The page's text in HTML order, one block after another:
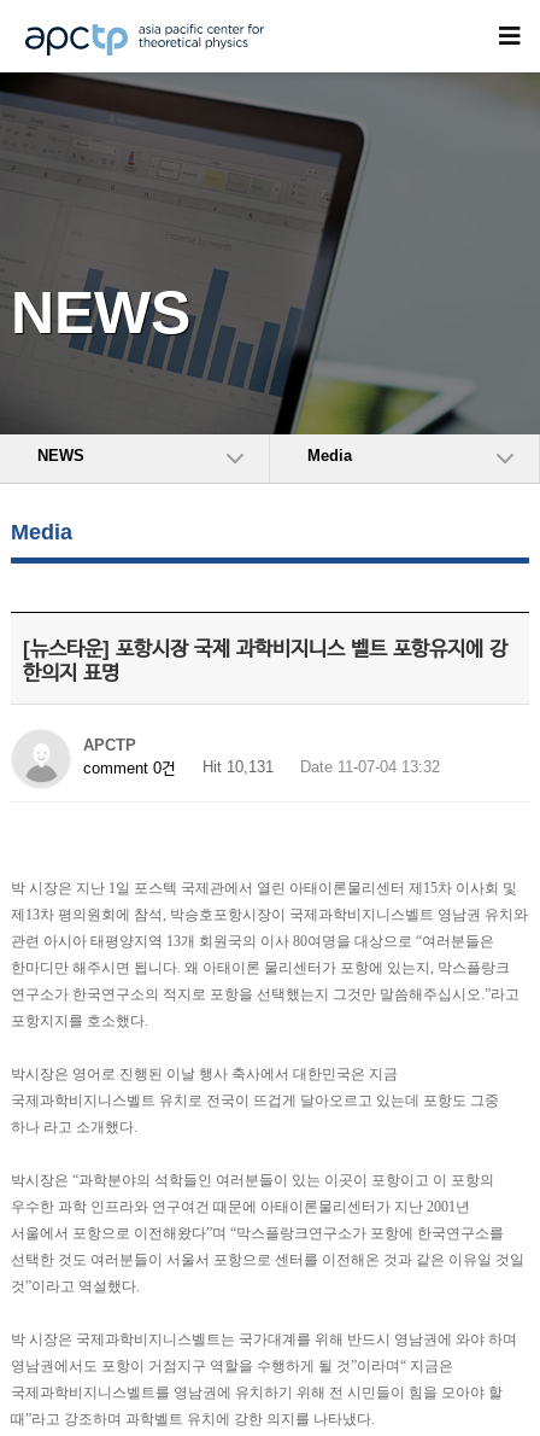
NEWS
NEWS Media
Media
[뉴스타운] 포항시장 국제 과학비지니스 벨트 포항유지에 강
한의지 표명
APCTP
comment 0건
Hit 10,131 Date 11-07-04 13:32
박 시장은 지난 1일 포스텍 국제관에서 열린 아태이론물리센터 제15차 이사회 및
제13차 평의원회에 참석, 박승호포항시장이 국제과학비지니스벨트 영남권 유치와
관련 아시아 태평양지역 13개 회원국의 이사 80여명을 대상으로 “여러분들은
한마디만 해주시면 됩니다. 왜 아태이론 물리센터가 포항에 있는지, 막스플랑크
연구소가 한국연구소의 적지로 포항을 선택했는지 그것만 말씀해주십시오.”라고
포항지지를 호소했다.
박시장은 영어로 진행된 이날 행사 축사에서 대한민국은 지금
국제과학비지니스벨트 유치로 전국이 뜨겁게 달아오르고 있는데 포항도 그중
하나 라고 소개했다.
박시장은 “과학분야의 석학들인 여러분들이 있는 이곳이 포항이고 이 포항의
우수한 과학 인프라와 연구여건 때문에 아태이론물리센터가 지난 2001년
서울에서 포항으로 이전해왔다”며 “막스플랑크연구소가 포항에 한국연구소를
선택한 것도 여러분들이 서울서 포항으로 센터를 이전해온 것과 같은 이유일 것일
것”이라고 역설했다.
박 시장은 국제과학비지니스벨트는 국가대계를 위해 반드시 영남권에 와야 하며
영남권에서도 포항이 거점지구 역할을 수행하게 될 것”이라며“ 지금은
국제과학비지니스벨트를 영남권에 유치하기 위해 전 시민들이 힘을 모아야 할
때”라고 강조하며 과학벨트 유치에 강한 의지를 나타냈다.